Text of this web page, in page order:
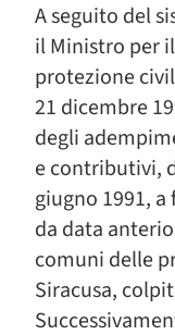
A seguito del
il Ministro per
protezione
21 dicembre
degli
e contributivi,
giugno 1991,
da data
comuni delle
Siracusa,